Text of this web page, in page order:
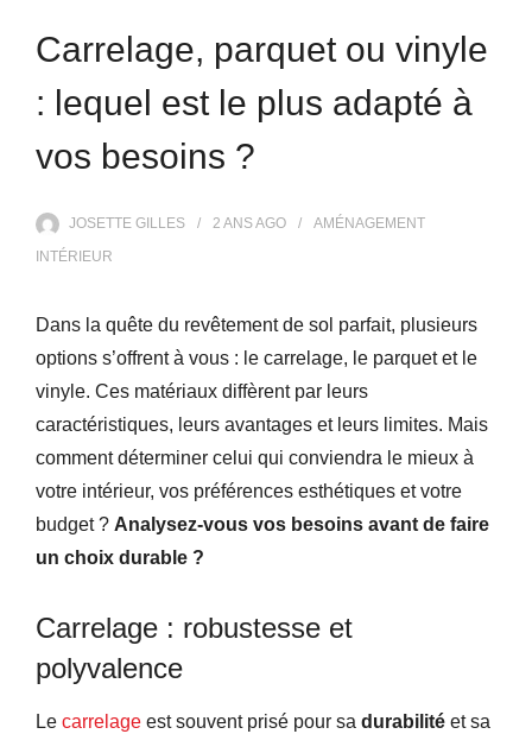
Carrelage, parquet ou vinyle
: lequel est le plus adapté à
vos besoins ?
JOSETTE GILLES 2 ANSAGO
AMÉNAGEMENT
INTÉRIEUR
Dans la quête du revêtement de sol parfait, plusieurs
options s’offrent à vous : le carrelage, le parquet et le
vinyle. Ces matériaux diffèrent par leurs
caractéristiques, leurs avantages et leurs limites. Mais
comment déterminer celui qui conviendra le mieux à
votre intérieur, vos préférences esthétiques et votre
budget ? Analysez-vous vos besoins avant de faire
un choix durable ?
Carrelage : robustesse et
polyvalence
Le carrelage est souvent prisé pour sa durabilité et sa